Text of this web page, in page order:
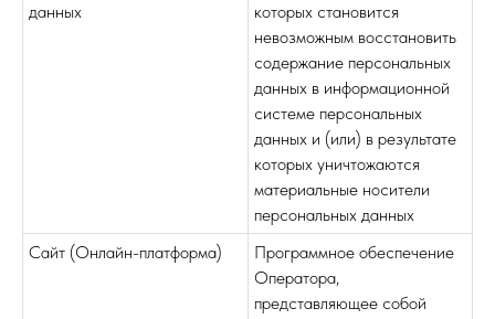
данных
которых становится
невозможным восстановить
содержание персональных
данных в информационной
системе персональных
данных и (или) в результате
которых уничтожаются
материальные носители
персональных данных
Сайт (Онлайн-платформа)
Программное обеспечение
Оператора,
представляющее собой